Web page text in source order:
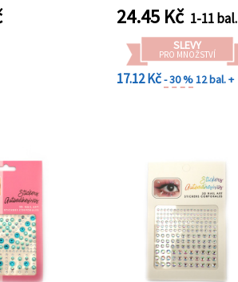
24.45 Kč 1-11 bal.
SLEVY
PRO MNOŽSTVÍ
17.12 Kč- 30 %12 bal. +